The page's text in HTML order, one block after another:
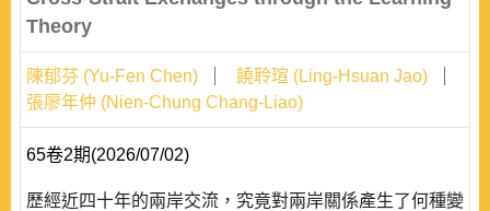
Theory
陳郁芬 (Yu-Fen Chen)
饒聆瑄 (Ling-Hsuan Jao)
張廖年仲 (Nien-Chung Chang-Liao)
65卷2期(2026/07/02)
歷經近四十年的兩岸交流，究竟對兩岸關係產生了何種變